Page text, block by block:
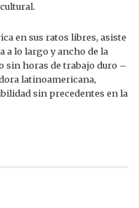
en sus ratos libres, asiste
a lo largo y ancho de la
sin horas de trabajo duro –
latinoamericana,
sin precedentes en la